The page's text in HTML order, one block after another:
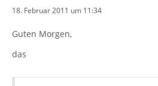
18. Februar 2011 um 11:34
Guten Morgen,
das